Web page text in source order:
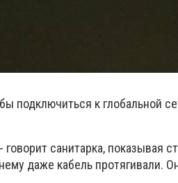
подключиться к глобальной
санитарка, показывая
даже кабель протягивали.